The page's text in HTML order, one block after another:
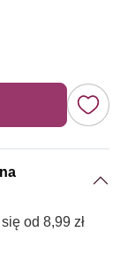
od 8,99 zł